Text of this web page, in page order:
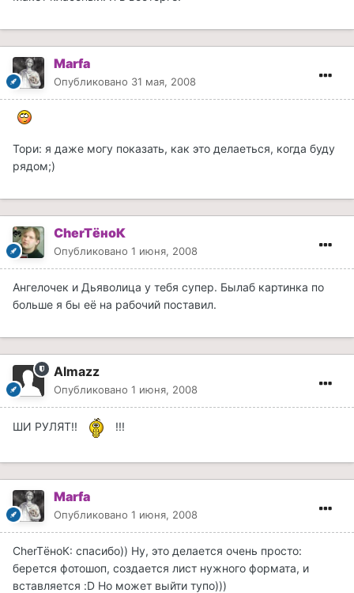
Marfa
Опубликовано 31 мая, 2008
Тори: я даже могу показать, как это делаеться, когда буду
рядом;)
CherTёноК
Опубликовано 1 июня, 2008
Ангелочек и Дьяволица у тебя супер. Былаб картинка по
больше я бы её на рабочий поставил.
Almazz
Опубликовано 1 июня, 2008
ШИ РУЛЯТ!! !!!
Marfa
Опубликовано 1 июня, 2008
CherTёноК: спасибо)) Ну, это делается очень просто:
берется фотошоп, создается лист нужного формата, и
вставляется :D Но может выйти тупо)))